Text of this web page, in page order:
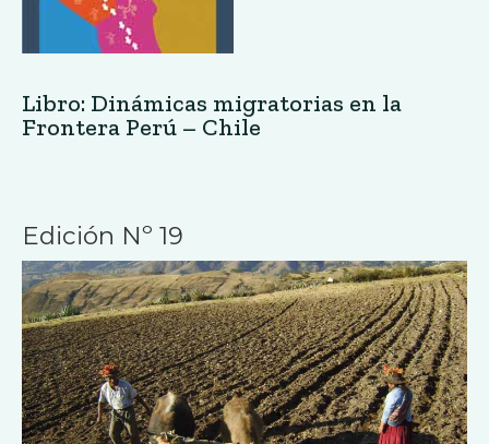
Libro: Dinámicas migratorias en la
Frontera Perú – Chile
Edición Nº 19